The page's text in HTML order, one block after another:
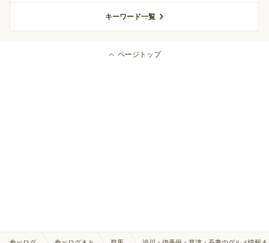
キーワード一覧
ページトップ